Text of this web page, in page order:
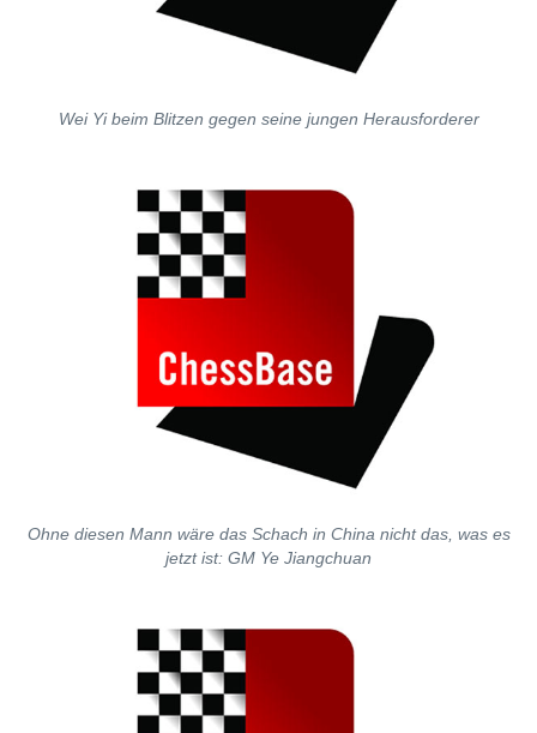
Wei Yi beim Blitzen gegen seine jungen Herausforderer
Ohne diesen Mann wäre das Schach in China nicht das, was es
jetzt ist: GM Ye Jiangchuan